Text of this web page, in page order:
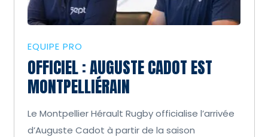
EQUIPE PRO
OFFICIEL : AUGUSTE CADOT EST
MONTPELLIÉRAIN
Le Montpellier Hérault Rugby officialise l’arrivée
d’Auguste Cadot à partir de la saison